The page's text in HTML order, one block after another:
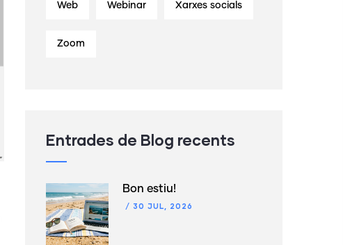
Web Webinar Xarxes socials
Zoom
Entrades de Blog recents
Bon estiu!
/ 30 JUL, 2026